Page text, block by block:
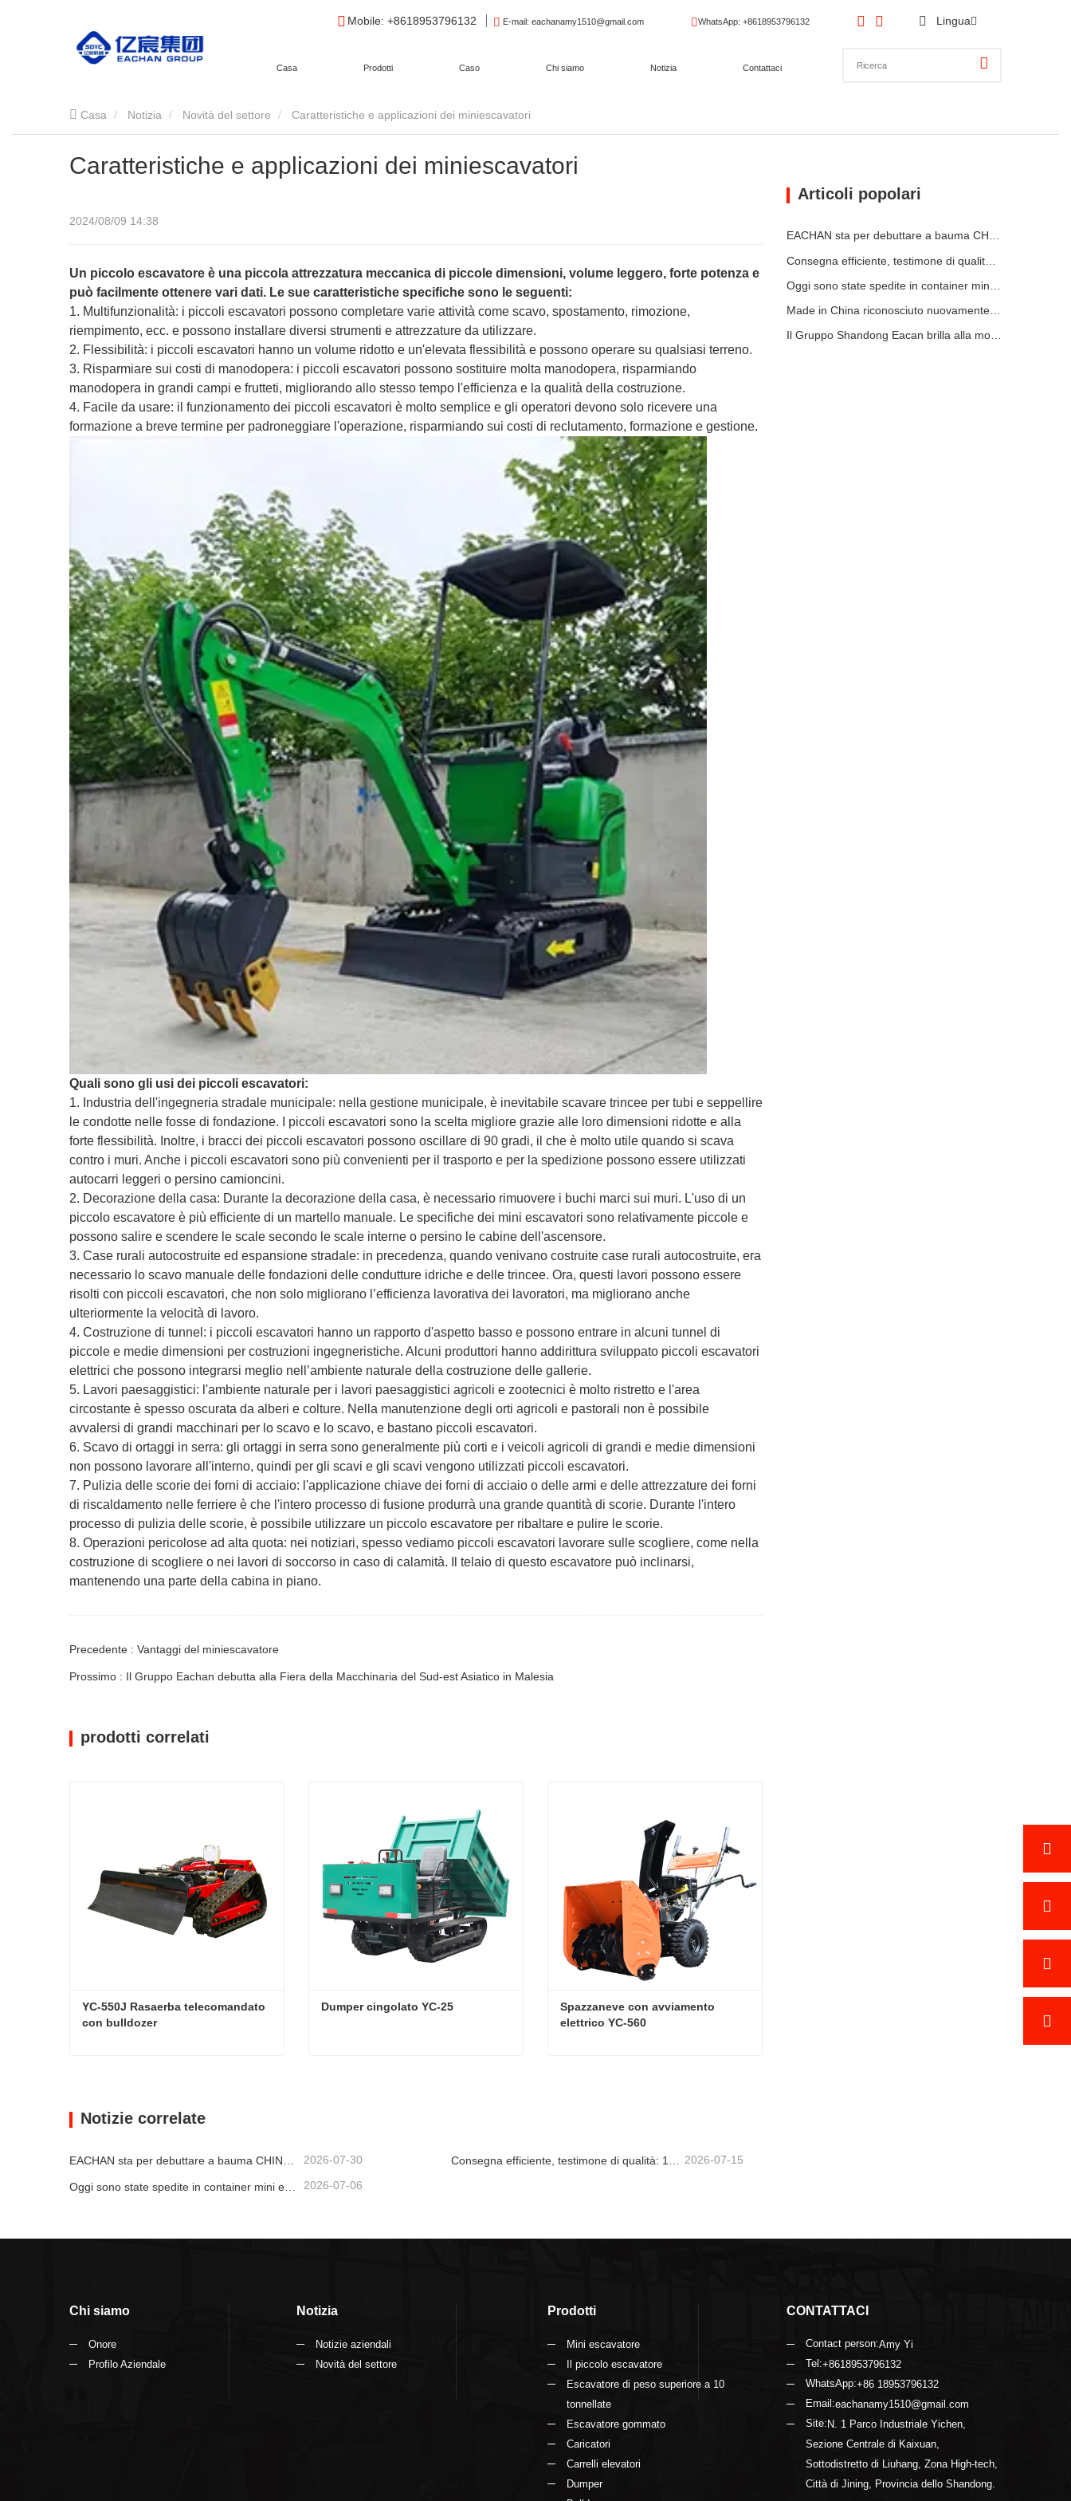
Casa Prodotti Caso Chi siamo Notizia Contattaci
Mobile: +8618953796132 E-mail: eachanamy1510@gmail.com WhatsApp: +8618953796132 Lingua
Casa Notizia Novità del settore Caratteristiche e applicazioni dei miniescavatori
Caratteristiche e applicazioni dei miniescavatori
2024/08/09 14:38
Un piccolo escavatore è una piccola attrezzatura meccanica di piccole dimensioni, volume leggero, forte potenza e
può facilmente ottenere vari dati. Le sue caratteristiche specifiche sono le seguenti:
1. Multifunzionalità: i piccoli escavatori possono completare varie attività come scavo, spostamento, rimozione,
riempimento, ecc. e possono installare diversi strumenti e attrezzature da utilizzare.
2. Flessibilità: i piccoli escavatori hanno un volume ridotto e un'elevata flessibilità e possono operare su qualsiasi terreno.
3. Risparmiare sui costi di manodopera: i piccoli escavatori possono sostituire molta manodopera, risparmiando
manodopera in grandi campi e frutteti, migliorando allo stesso tempo l'efficienza e la qualità della costruzione.
4. Facile da usare: il funzionamento dei piccoli escavatori è molto semplice e gli operatori devono solo ricevere una
formazione a breve termine per padroneggiare l'operazione, risparmiando sui costi di reclutamento, formazione e gestione.
Quali sono gli usi dei piccoli escavatori:
1. Industria dell'ingegneria stradale municipale: nella gestione municipale, è inevitabile scavare trincee per tubi e seppellire
le condotte nelle fosse di fondazione. I piccoli escavatori sono la scelta migliore grazie alle loro dimensioni ridotte e alla
forte flessibilità. Inoltre, i bracci dei piccoli escavatori possono oscillare di 90 gradi, il che è molto utile quando si scava
contro i muri. Anche i piccoli escavatori sono più convenienti per il trasporto e per la spedizione possono essere utilizzati
autocarri leggeri o persino camioncini.
2. Decorazione della casa: Durante la decorazione della casa, è necessario rimuovere i buchi marci sui muri. L'uso di un
piccolo escavatore è più efficiente di un martello manuale. Le specifiche dei mini escavatori sono relativamente piccole e
possono salire e scendere le scale secondo le scale interne o persino le cabine dell'ascensore.
3. Case rurali autocostruite ed espansione stradale: in precedenza, quando venivano costruite case rurali autocostruite, era
necessario lo scavo manuale delle fondazioni delle condutture idriche e delle trincee. Ora, questi lavori possono essere
risolti con piccoli escavatori, che non solo migliorano l’efficienza lavorativa dei lavoratori, ma migliorano anche
ulteriormente la velocità di lavoro.
4. Costruzione di tunnel: i piccoli escavatori hanno un rapporto d'aspetto basso e possono entrare in alcuni tunnel di
piccole e medie dimensioni per costruzioni ingegneristiche. Alcuni produttori hanno addirittura sviluppato piccoli escavatori
elettrici che possono integrarsi meglio nell’ambiente naturale della costruzione delle gallerie.
5. Lavori paesaggistici: l'ambiente naturale per i lavori paesaggistici agricoli e zootecnici è molto ristretto e l'area
circostante è spesso oscurata da alberi e colture. Nella manutenzione degli orti agricoli e pastorali non è possibile
avvalersi di grandi macchinari per lo scavo e lo scavo, e bastano piccoli escavatori.
6. Scavo di ortaggi in serra: gli ortaggi in serra sono generalmente più corti e i veicoli agricoli di grandi e medie dimensioni
non possono lavorare all'interno, quindi per gli scavi e gli scavi vengono utilizzati piccoli escavatori.
7. Pulizia delle scorie dei forni di acciaio: l'applicazione chiave dei forni di acciaio o delle armi e delle attrezzature dei forni
di riscaldamento nelle ferriere è che l'intero processo di fusione produrrà una grande quantità di scorie. Durante l'intero
processo di pulizia delle scorie, è possibile utilizzare un piccolo escavatore per ribaltare e pulire le scorie.
8. Operazioni pericolose ad alta quota: nei notiziari, spesso vediamo piccoli escavatori lavorare sulle scogliere, come nella
costruzione di scogliere o nei lavori di soccorso in caso di calamità. Il telaio di questo escavatore può inclinarsi,
mantenendo una parte della cabina in piano.
Precedente : Vantaggi del miniescavatore
Prossimo : Il Gruppo Eachan debutta alla Fiera della Macchinaria del Sud-est Asiatico in Malesia
prodotti correlati
YC-550J Rasaerba telecomandato
con bulldozer
Dumper cingolato YC-25
Spazzaneve con avviamento
elettrico YC-560
Notizie correlate
EACHAN sta per debuttare a bauma CHINA 2026, portando a Shanghai innovativi risultati nel campo delle macchine edili di piccole dimensioni 2026-07-30 Consegna efficiente, testimone di qualità: 14 mini escavatori da 1,8 tonnellate sono stati spediti con successo! 2026-07-15
2026-07-06
Articoli popolari
EACHAN sta per debuttare a bauma CHINA 2026, portando a Shanghai innovativi risultati nel campo delle macchine edili di piccole dimensioni
Il Gruppo Shandong Eacan brilla alla mostra ungherese
Chi siamo
Onore
Profilo Aziendale
Notizia
Notizie aziendali
Novità del settore
Prodotti
Mini escavatore
Il piccolo escavatore
Escavatore di peso superiore a 10
tonnellate
Escavatore gommato
Caricatori
Carrelli elevatori
Dumper
CONTATTACI
Contact person:Amy Yi
Tel:+8618953796132
WhatsApp:+86 18953796132
Email:eachanamy1510@gmail.com
Site: N. 1 Parco Industriale Yichen,
Sezione Centrale di Kaixuan,
Sottodistretto di Liuhang, Zona High-tech,
Città di Jining, Provincia dello Shandong.